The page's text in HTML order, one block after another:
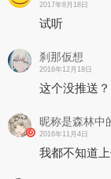
2017年8月18日
试听
刹那仮想
2016年12月18日
这个没推送？
昵称是森林中
2016年11月4日
我都不知道